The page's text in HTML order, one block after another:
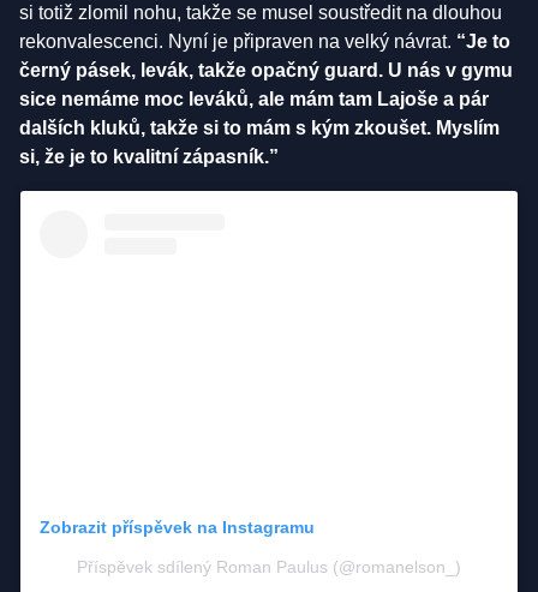
si totiž zlomil nohu, takže se musel soustředit na dlouhou
rekonvalescenci. Nyní je připraven na velký návrat. “Je to
černý pásek, levák, takže opačný guard. U nás v gymu
sice nemáme moc leváků, ale mám tam Lajoše a pár
dalších kluků, takže si to mám s kým zkoušet. Myslím
si, že je to kvalitní zápasník.”
Zobrazit příspěvek na Instagramu
Příspěvek sdílený Roman Paulus (@romanelson_)